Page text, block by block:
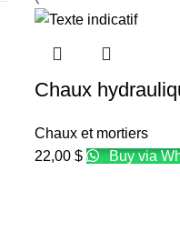
Chaux
Chaux et mortiers
22,00 $ Buy via